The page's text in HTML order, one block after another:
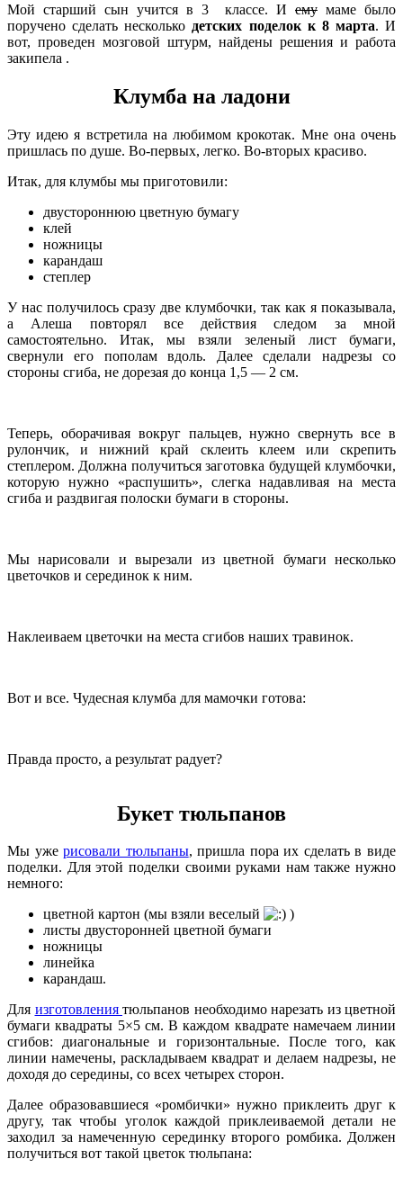
Мой старший сын учится в 3 классе. И ему маме было
поручено сделать несколько детских поделок к 8 марта. И
вот, проведен мозговой штурм, найдены решения и работа
закипела .
Клумба на ладони
Эту идею я встретила на любимом крокотак. Мне она очень
пришлась по душе. Во-первых, легко. Во-вторых красиво.
Итак, для клумбы мы приготовили:
двустороннюю цветную бумагу
клей
ножницы
карандаш
степлер
У нас получилось сразу две клумбочки, так как я показывала,
а Алеша повторял все действия следом за мной
самостоятельно. Итак, мы взяли зеленый лист бумаги,
свернули его пополам вдоль. Далее сделали надрезы со
стороны сгиба, не дорезая до конца 1,5 — 2 см.
Теперь, оборачивая вокруг пальцев, нужно свернуть все в
рулончик, и нижний край склеить клеем или скрепить
степлером. Должна получиться заготовка будущей клумбочки,
которую нужно «распушить», слегка надавливая на места
сгиба и раздвигая полоски бумаги в стороны.
Мы нарисовали и вырезали из цветной бумаги несколько
цветочков и серединок к ним.
Наклеиваем цветочки на места сгибов наших травинок.
Вот и все. Чудесная клумба для мамочки готова:
Правда просто, а результат радует?
Букет тюльпанов
Мы ужерисовали тюльпаны, пришла пора их сделать в виде
поделки. Для этой поделки своими руками нам также нужно
немного:
цветной картон (мы взяли веселый
)
листы двусторонней цветной бумаги
ножницы
линейка
карандаш.
Для изготовления тюльпанов необходимо нарезать из цветной
бумаги квадраты 5×5 см. В каждом квадрате намечаем линии
сгибов: диагональные и горизонтальные. После того, как
линии намечены, раскладываем квадрат и делаем надрезы, не
доходя до середины, со всех четырех сторон.
Далее образовавшиеся «ромбички» нужно приклеить друг к
другу, так чтобы уголок каждой приклеиваемой детали не
заходил за намеченную серединку второго ромбика. Должен
получиться вот такой цветок тюльпана: